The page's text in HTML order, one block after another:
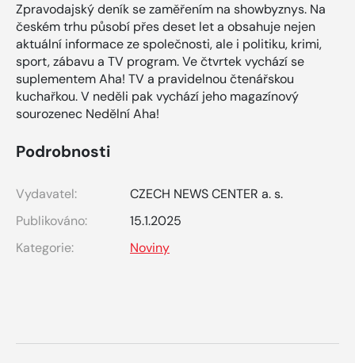
Zpravodajský deník se zaměřením na showbyznys. Na
českém trhu působí přes deset let a obsahuje nejen
aktuální informace ze společnosti, ale i politiku, krimi,
sport, zábavu a TV program. Ve čtvrtek vychází se
suplementem Aha! TV a pravidelnou čtenářskou
kuchařkou. V neděli pak vychází jeho magazínový
sourozenec Nedělní Aha!
Podrobnosti
Vydavatel:
CZECH NEWS CENTER a. s.
Publikováno:
15.1.2025
Kategorie:
Noviny